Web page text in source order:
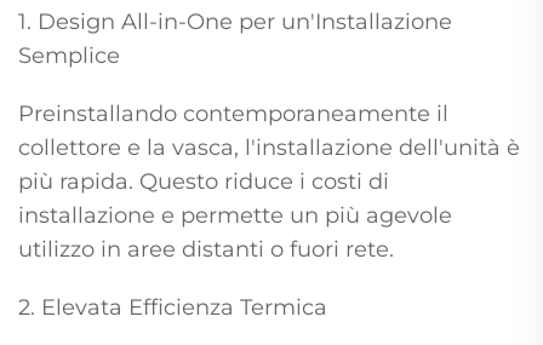
1. Design All-in-One per un'Installazione
Semplice
Preinstallando contemporaneamente il
collettore e la vasca, l'installazione dell'unità è
più rapida. Questo riduce i costi di
installazione e permette un più agevole
utilizzo in aree distanti o fuori rete.
2. Elevata Efficienza Termica